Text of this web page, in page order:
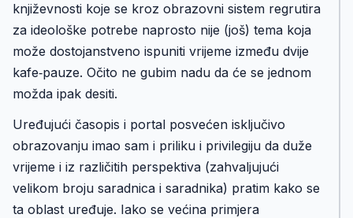
književnosti koje se kroz obrazovni sistem regrutira
za ideološke potrebe naprosto nije (još) tema koja
može dostojanstveno ispuniti vrijeme između dvije
kafe‑pauze. Očito ne gubim nadu da će se jednom
možda ipak desiti.
Uređujući časopis i portal posvećen isključivo
obrazovanju imao sam i priliku i privilegiju da duže
vrijeme i iz različitih perspektiva (zahvaljujući
velikom broju saradnica i saradnika) pratim kako se
ta oblast uređuje. Iako se većina primjera